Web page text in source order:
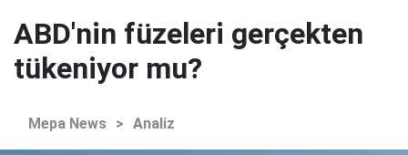
ABD'nin füzeleri gerçekten
tükeniyor mu?
Mepa News > Analiz